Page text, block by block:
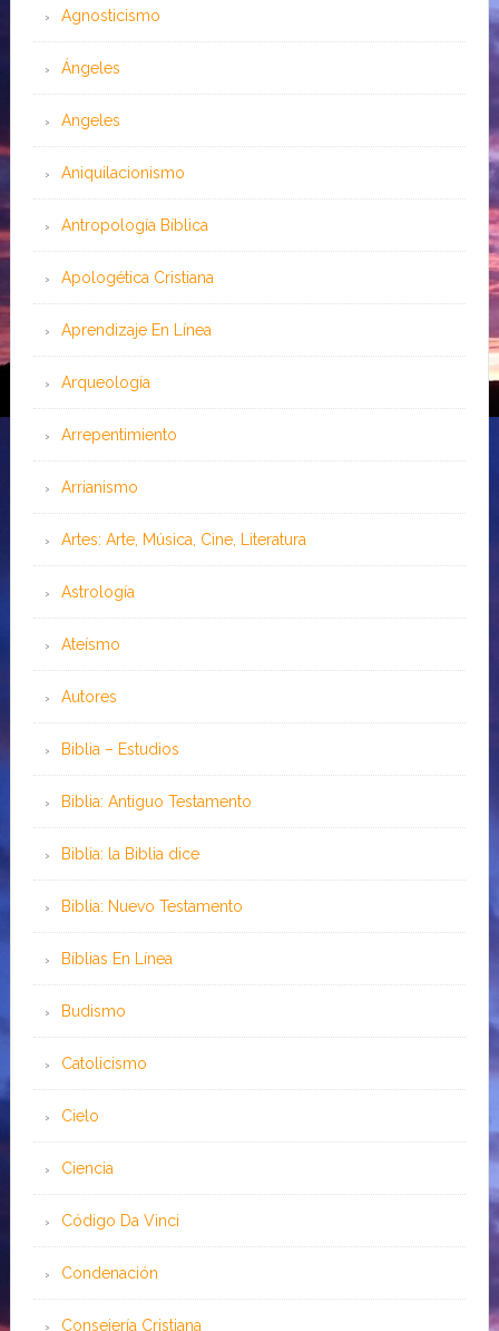
Agnosticismo
Ángeles
Angeles
Aniquilacionismo
Antropología Bíblica
Apologética Cristiana
Aprendizaje En Línea
Arqueología
Arrepentimiento
Arrianismo
Artes: Arte, Música, Cine, Literatura
Astrología
Ateísmo
Autores
Biblia – Estudios
Biblia: Antiguo Testamento
Biblia: la Biblia dice
Biblia: Nuevo Testamento
Bíblias En Línea
Budismo
Catolicismo
Cielo
Ciencia
Código Da Vinci
Condenación
Consejería Cristiana